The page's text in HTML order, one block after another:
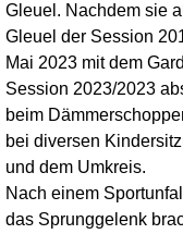
Gleuel. Nachdem sie
Gleuel der Session
Mai 2023 mit dem
Session 2023/2023
beim
bei diversen
und dem Umkreis.
Nach einem
das Sprunggelenk